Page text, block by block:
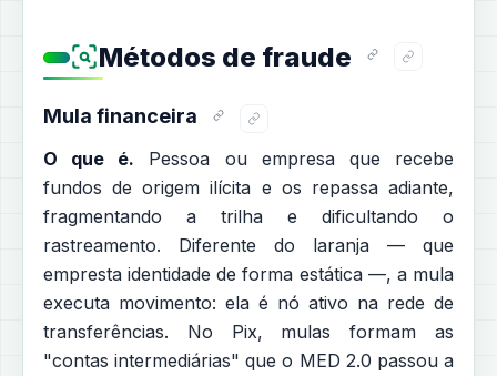
Métodos de fraude
Mula financeira
O que é. Pessoa ou empresa que recebe
fundos de origem ilícita e os repassa adiante,
fragmentando a trilha e dificultando o
rastreamento. Diferente do laranja — que
empresta identidade de forma estática —, a mula
executa movimento: ela é nó ativo na rede de
transferências. No Pix, mulas formam as
"contas intermediárias" que o MED 2.0 passou a